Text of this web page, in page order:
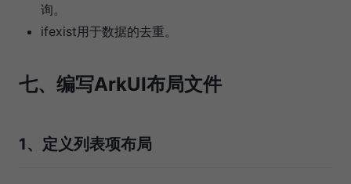
询。
ifexist用于数据的去重。
七、编写ArkUI布局文件
1、定义列表项布局